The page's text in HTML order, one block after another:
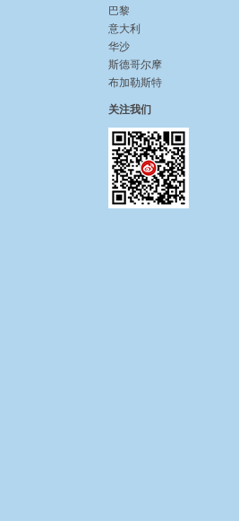
巴黎
意大利
华沙
斯德哥尔摩
布加勒斯特
关注我们